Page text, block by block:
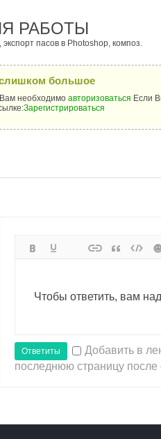
РАБОТЫ
пасов в Photoshop, композ.
большое
необходимо авторизоваться Если
Зарегистрироваться
Чтобы ответить, вам
Ответиты Добавить в
последнюю страницу после